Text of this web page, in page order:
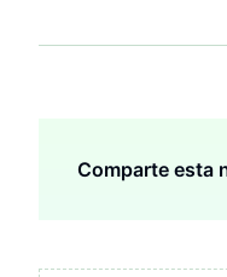
Comparte esta